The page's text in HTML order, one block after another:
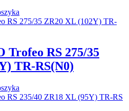
Trofeo RS 275/35
TR-RS(N0)